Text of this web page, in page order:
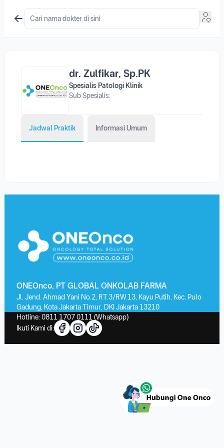
dr. Zulfikar, Sp.PK
Spesialis Patologi Klinik
Sub Spesialis:
Jadwal Praktik Informasi Umum
ONEOnco, PT GLOBAL ONKOLAB FARMA
Jl. Jend. Ahmad Yani No.2, RT.3/RW.13, Kayu Putih, Kec. Pulo
Gadung, Kota Jakarta Timur, DKI Jakarta 13210
Hotline: 0811 1707 0111 (Whatsapp)
Ikuti Kami di: